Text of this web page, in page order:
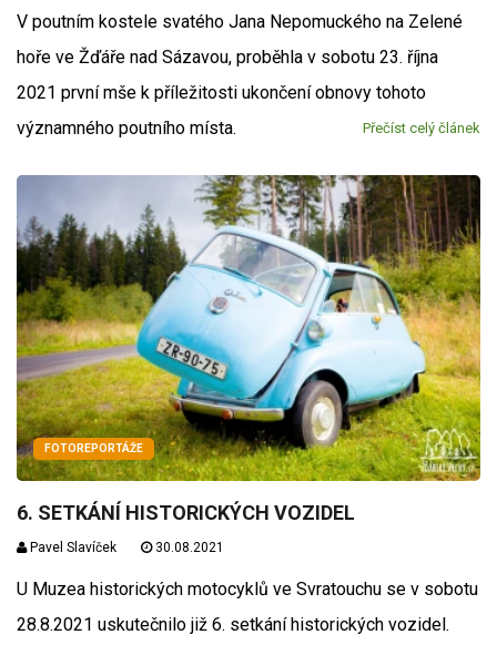
V poutním kostele svatého Jana Nepomuckého na Zelené
hoře ve Žďáře nad Sázavou, proběhla v sobotu 23. října
2021 první mše k příležitosti ukončení obnovy tohoto
významného poutního místa.
Přečíst celý článek
FOTOREPORTÁŽE
6. SETKÁNÍ HISTORICKÝCH VOZIDEL
Pavel Slavíček 30.08.2021
U Muzea historických motocyklů ve Svratouchu se v sobotu
28.8.2021 uskutečnilo již 6. setkání historických vozidel.